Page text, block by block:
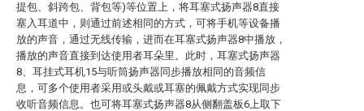
提包、斜跨包、背包等)等位置上，将耳塞式扬声器8直接
塞入耳道中，则通过前述相同的方式，可将手机等设备播
放的声音，通过无线传输，进而在耳塞式扬声器8中播放，
播放的声音直接到达使用者耳朵里。此时，耳塞式扬声器
8、耳挂式耳机15与听筒扬声器同步播放相同的音频信
息，可多个使用者采用或头戴或耳塞的佩戴方式实现同步
收听音频信息。也可将耳塞式扬声器8从侧翻盖板6上取下